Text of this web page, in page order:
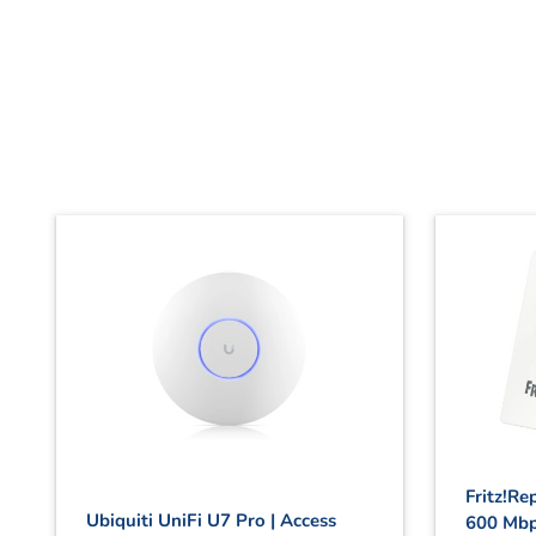
Ubiquiti UniFi U7 Pro | Access
600